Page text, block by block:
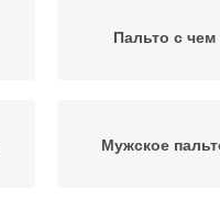
Пальто с чем
Мужское